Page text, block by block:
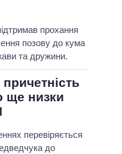
прохання
позову до кума
та дружини.
ще низки
перевіряється
до